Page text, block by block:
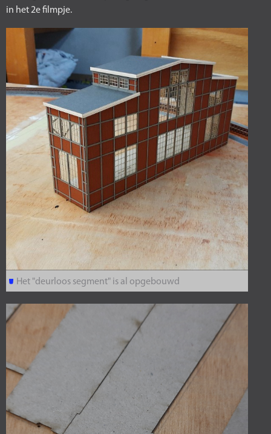
in het 2e filmpje.
Het "deurloos segment" is al opgebouwd